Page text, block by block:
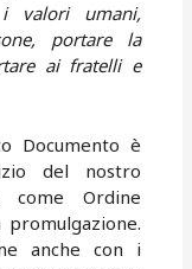
valori umani,
portare la
ai fratelli e
Documento è
del nostro
come Ordine
anche con i